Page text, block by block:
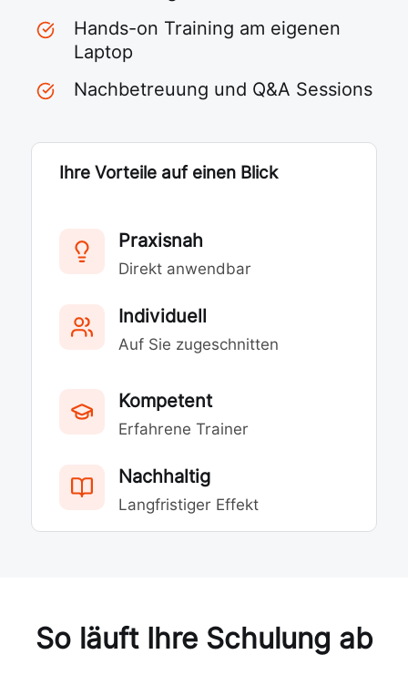
Hands-on Training am eigenen
Laptop
Nachbetreuung und Q&A Sessions
Ihre Vorteile auf einen Blick
Praxisnah
Direkt anwendbar
Individuell
Auf Sie zugeschnitten
Kompetent
Erfahrene Trainer
Nachhaltig
Langfristiger Effekt
So läuft Ihre Schulung ab